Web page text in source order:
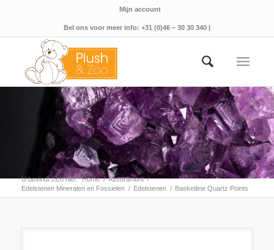
Mijn account
Bel ons voor meer info: +31 (0)46 – 30 30 340 |
U bevindt zich hier: Home / Assortiment /
Edelstenen Mineralen en Fossielen / Edelstenen / Basketline Quartz Points